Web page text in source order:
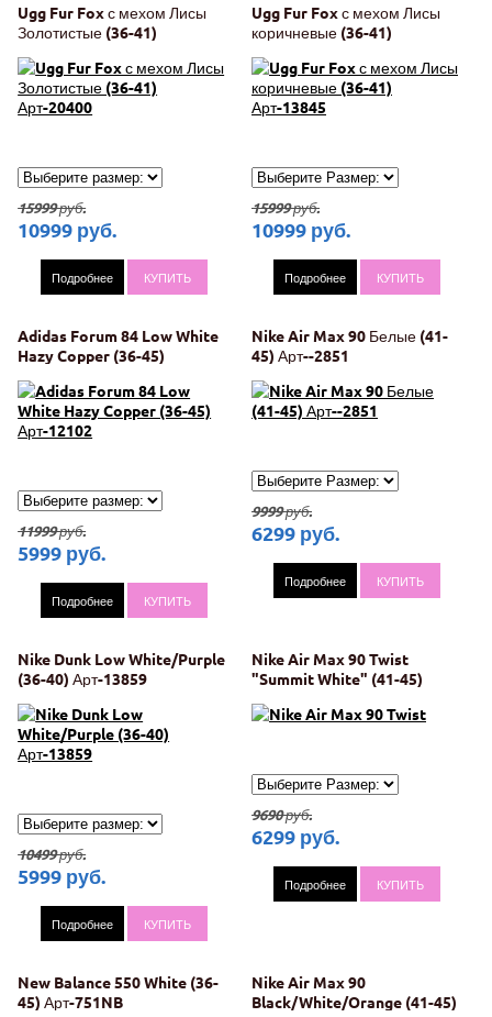
Ugg Fur Fox с мехом Лисы
Золотистые (36-41)
15999руб.
10999 руб.
Подробнее КУПИТЬ
Ugg Fur Fox с мехом Лисы
коричневые (36-41)
15999руб.
10999 руб.
Подробнее КУПИТЬ
Adidas Forum 84 Low White
Hazy Copper (36-45)
11999руб.
5999 руб.
Подробнее КУПИТЬ
Nike Air Max 90 Белые (41-
45) Арт--2851
9999руб.
6299 руб.
Подробнее КУПИТЬ
Nike Dunk Low White/Purple
(36-40) Арт-13859
10499руб.
5999 руб.
Подробнее КУПИТЬ
Nike Air Max 90 Twist
"Summit White" (41-45)
9690руб.
6299 руб.
Подробнее КУПИТЬ
New Balance 550 White (36-
45) Арт-751NB
Nike Air Max 90
Black/White/Orange (41-45)